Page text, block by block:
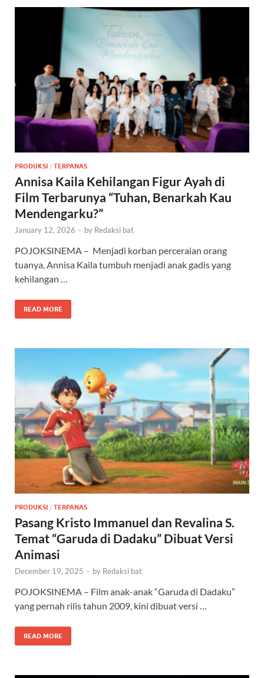
PRODUKSI / TERPANAS
Annisa Kaila Kehilangan Figur Ayah di
Film Terbarunya “Tuhan, Benarkah Kau
Mendengarku?”
January 12, 2026 - by Redaksi bat
POJOKSINEMA – Menjadi korban perceraian orang
tuanya, Annisa Kaila tumbuh menjadi anak gadis yang
kehilangan …
READ MORE
PRODUKSI / TERPANAS
Pasang Kristo Immanuel dan Revalina S.
Temat “Garuda di Dadaku” Dibuat Versi
Animasi
December 19, 2025 - by Redaksi bat
POJOKSINEMA – Film anak-anak “Garuda di Dadaku”
yang pernah rilis tahun 2009, kini dibuat versi …
READ MORE